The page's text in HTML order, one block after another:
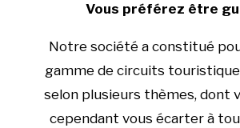
Vous préférez être
Notre société a constitué
gamme de circuits
selon plusieurs thèmes, dont
cependant vous écarter à